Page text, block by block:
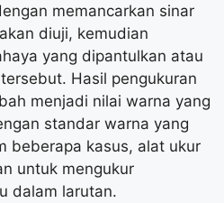
memancarkan sinar
diuji, kemudian
yang dipantulkan atau
Hasil pengukuran
menjadi nilai warna yang
standar warna yang
beberapa kasus, alat ukur
untuk mengukur
dalam larutan.